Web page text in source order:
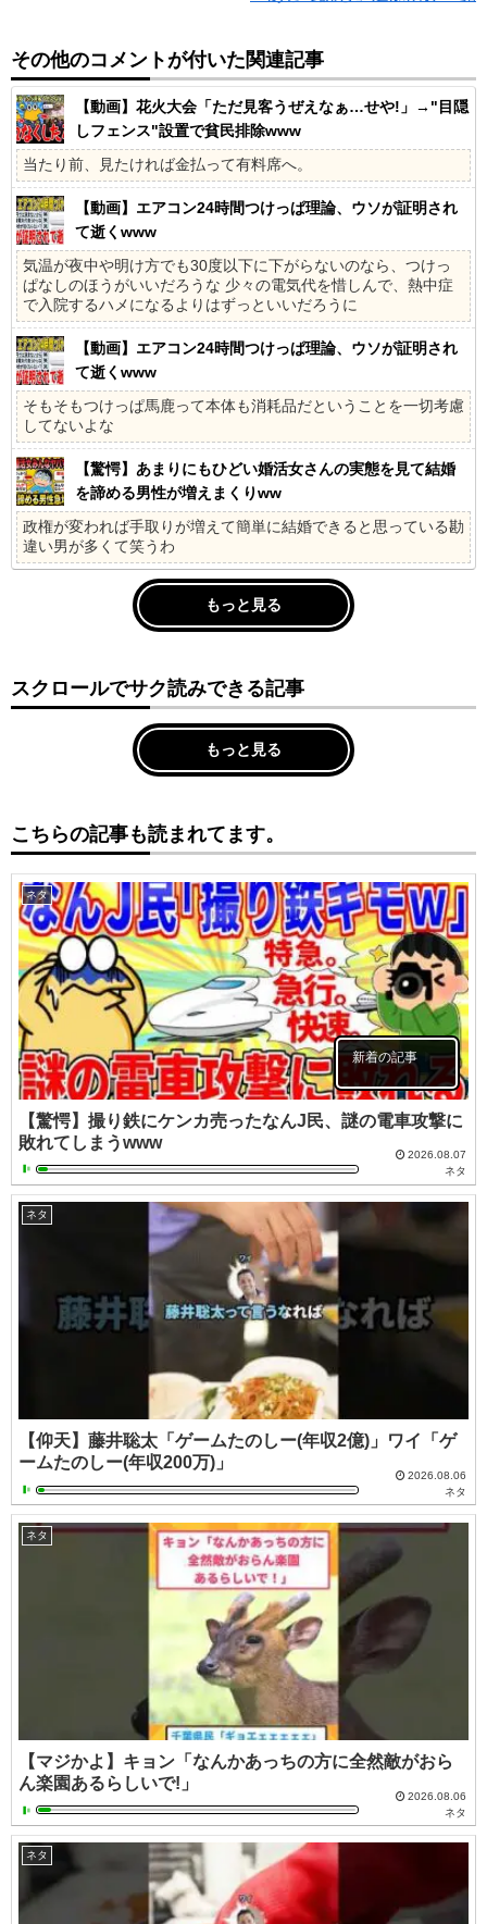
その他のコメントが付いた関連記事
【動画】花火大会「ただ見客うぜえなぁ…せや!」→"目隠
しフェンス"設置で貧民排除www
当たり前、見たければ金払って有料席へ。
【動画】エアコン24時間つけっぱ理論、ウソが証明され
て逝くwww
気温が夜中や明け方でも30度以下に下がらないのなら、つけっ
ぱなしのほうがいいだろうな 少々の電気代を惜しんで、熱中症
で入院するハメになるよりはずっといいだろうに
【動画】エアコン24時間つけっぱ理論、ウソが証明され
て逝くwww
そもそもつけっぱ馬鹿って本体も消耗品だということを一切考慮
してないよな
【驚愕】あまりにもひどい婚活女さんの実態を見て結婚
を諦める男性が増えまくりww
政権が変われば手取りが増えて簡単に結婚できると思っている勘
違い男が多くて笑うわ
もっと見る
スクロールでサク読みできる記事
もっと見る
こちらの記事も読まれてます。
ネタ
新着の記事
【驚愕】撮り鉄にケンカ売ったなんJ民、謎の電車攻撃に
敗れてしまうwww
2026.08.07
ネタ
ネタ
【仰天】藤井聡太「ゲームたのしー(年収2億)」ワイ「ゲ
ームたのしー(年収200万)」
2026.08.06
ネタ
ネタ
【マジかよ】キョン「なんかあっちの方に全然敵がおら
ん楽園あるらしいで!」
2026.08.06
ネタ
ネタ